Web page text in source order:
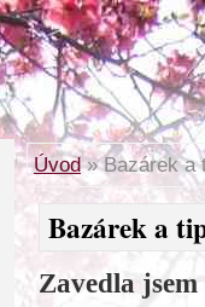
Úvod»Bazárek a
Bazárek a
Zavedla